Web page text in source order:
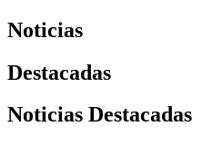
Noticias
Destacadas
Noticias Destacadas